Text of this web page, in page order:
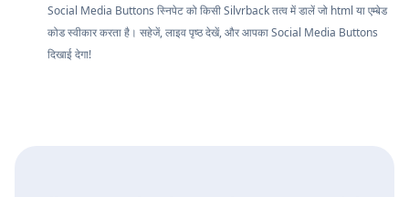
Social Media Buttons स्निपेट को किसी Silvrback तत्व में डालें जो html या एम्बेड
कोड स्वीकार करता है। सहेजें, लाइव पृष्ठ देखें, और आपका Social Media Buttons
दिखाई देगा!